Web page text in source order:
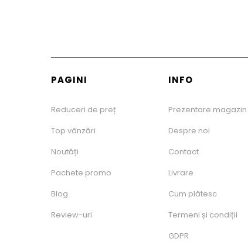
PAGINI
Reduceri de preț
Top vânzări
Noutăți
Pachete promo
Blog
Review-uri
INFO
Prezentare magazin
Despre noi
Contact
Livrare
Cum plătesc
Termeni și condiții
GDPR